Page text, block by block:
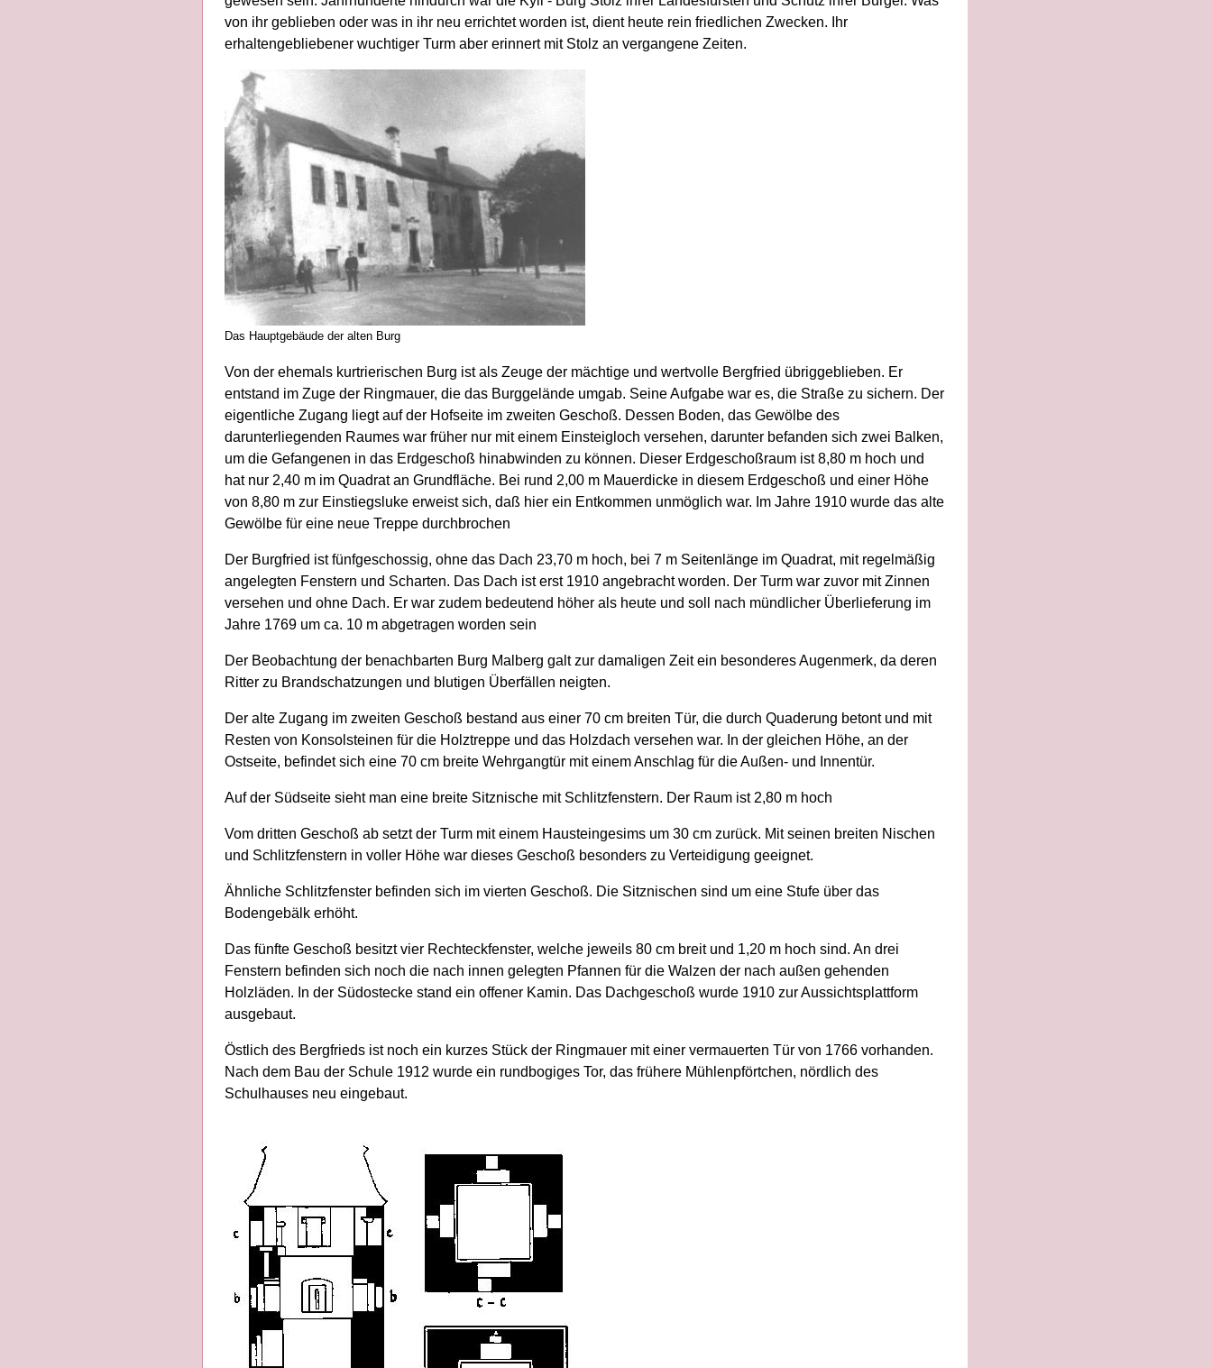
von ihr geblieben oder was in ihr neu errichtet worden ist, dient heute rein friedlichen Zwecken. Ihr
erhaltengebliebener wuchtiger Turm aber erinnert mit Stolz an vergangene Zeiten.
Das Hauptgebäude der alten Burg
Von der ehemals kurtrierischen Burg ist als Zeuge der mächtige und wertvolle Bergfried übriggeblieben. Er
entstand im Zuge der Ringmauer, die das Burggelände umgab. Seine Aufgabe war es, die Straße zu sichern. Der
eigentliche Zugang liegt auf der Hofseite im zweiten Geschoß. Dessen Boden, das Gewölbe des
darunterliegenden Raumes war früher nur mit einem Einsteigloch versehen, darunter befanden sich zwei Balken,
um die Gefangenen in das Erdgeschoß hinabwinden zu können. Dieser Erdgeschoßraum ist 8,80 m hoch und
hat nur 2,40 m im Quadrat an Grundfläche. Bei rund 2,00 m Mauerdicke in diesem Erdgeschoß und einer Höhe
von 8,80 m zur Einstiegsluke erweist sich, daß hier ein Entkommen unmöglich war. Im Jahre 1910 wurde das alte
Gewölbe für eine neue Treppe durchbrochen
Der Burgfried ist fünfgeschossig, ohne das Dach 23,70 m hoch, bei 7 m Seitenlänge im Quadrat, mit regelmäßig
angelegten Fenstern und Scharten. Das Dach ist erst 1910 angebracht worden. Der Turm war zuvor mit Zinnen
versehen und ohne Dach. Er war zudem bedeutend höher als heute und soll nach mündlicher Überlieferung im
Jahre 1769 um ca. 10 m abgetragen worden sein
Der Beobachtung der benachbarten Burg Malberg galt zur damaligen Zeit ein besonderes Augenmerk, da deren
Ritter zu Brandschatzungen und blutigen Überfällen neigten.
Der alte Zugang im zweiten Geschoß bestand aus einer 70 cm breiten Tür, die durch Quaderung betont und mit
Resten von Konsolsteinen für die Holztreppe und das Holzdach versehen war. In der gleichen Höhe, an der
Ostseite, befindet sich eine 70 cm breite Wehrgangtür mit einem Anschlag für die Außen- und Innentür.
Auf der Südseite sieht man eine breite Sitznische mit Schlitzfenstern. Der Raum ist 2,80 m hoch
Vom dritten Geschoß ab setzt der Turm mit einem Hausteingesims um 30 cm zurück. Mit seinen breiten Nischen
und Schlitzfenstern in voller Höhe war dieses Geschoß besonders zu Verteidigung geeignet.
Ähnliche Schlitzfenster befinden sich im vierten Geschoß. Die Sitznischen sind um eine Stufe über das
Bodengebälk erhöht.
Das fünfte Geschoß besitzt vier Rechteckfenster, welche jeweils 80 cm breit und 1,20 m hoch sind. An drei
Fenstern befinden sich noch die nach innen gelegten Pfannen für die Walzen der nach außen gehenden
Holzläden. In der Südostecke stand ein offener Kamin. Das Dachgeschoß wurde 1910 zur Aussichtsplattform
ausgebaut.
Östlich des Bergfrieds ist noch ein kurzes Stück der Ringmauer mit einer vermauerten Tür von 1766 vorhanden.
Nach dem Bau der Schule 1912 wurde ein rundbogiges Tor, das frühere Mühlenpförtchen, nördlich des
Schulhauses neu eingebaut.